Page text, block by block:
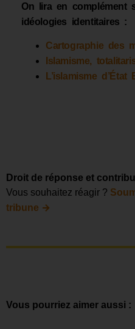
On lira en complément
idéologies identitaires :
Cartographie des
Islamisme,
L’islamisme
Droit de réponse et
Vous souhaitez réagir ?
tribune →
Vous pourriez aimer aussi :